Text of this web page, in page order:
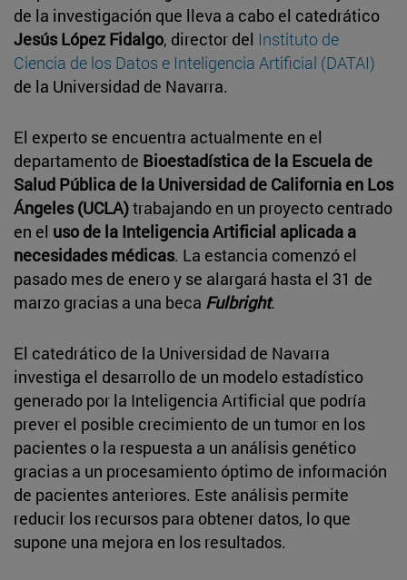
de la investigación que lleva a cabo el catedrático
Jesús López Fidalgo, director del Instituto de
Ciencia de los Datos e Inteligencia Artificial (DATAI)
de la Universidad de Navarra.
El experto se encuentra actualmente en el
departamento de Bioestadística de la Escuela de
Salud Pública de la Universidad de California en Los
Ángeles (UCLA)trabajando en un proyecto centrado
en el uso de la Inteligencia Artificial aplicada a
necesidades médicas. La estancia comenzó el
pasado mes de enero y se alargará hasta el 31 de
marzo gracias a una beca Fulbright.
El catedrático de la Universidad de Navarra
investiga el desarrollo de un modelo estadístico
generado por la Inteligencia Artificial que podría
prever el posible crecimiento de un tumor en los
pacientes o la respuesta a un análisis genético
gracias a un procesamiento óptimo de información
de pacientes anteriores. Este análisis permite
reducir los recursos para obtener datos, lo que
supone una mejora en los resultados.